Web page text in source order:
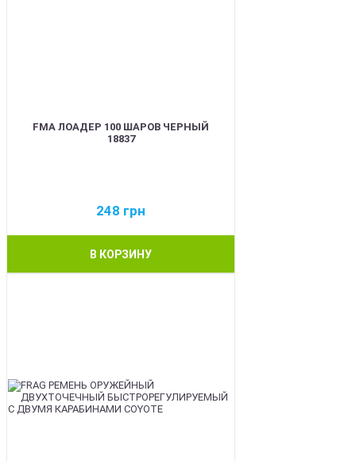
FMA ЛОАДЕР 100 ШАРОВ ЧЕРНЫЙ
18837
248 грн
В КОРЗИНУ